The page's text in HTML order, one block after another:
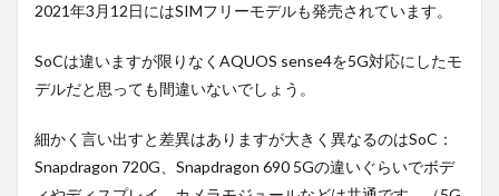
2021年3月12日にはSIMフリーモデルも発売されています。
SoCは違いますが限りなくAQUOS sense4を5G対応にしたモ
デルだと思っても間違いないでしょう。
細かく言い出すと差異はありますが大きく異なるのはSoC：
Snapdragon 720G、Snapdragon 690 5Gの違いぐらいでボデ